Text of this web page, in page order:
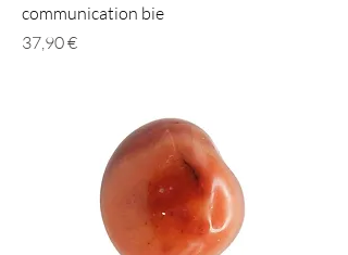
communication bie
Prix
37,90 €